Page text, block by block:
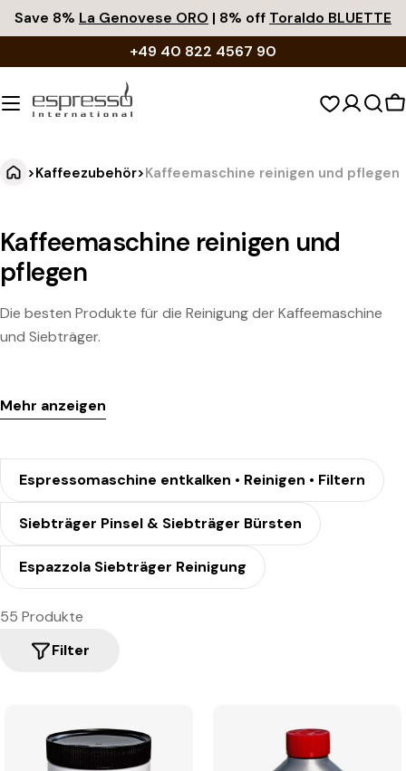
Zum
Inhalt
Save 8% La Genovese ORO | 8% off Toraldo BLUETTE
+49 40 822 4567 90
>Kaffeezubehör>Kaffeemaschine reinigen und pflegen
Kaffeemaschine reinigen und
pflegen
Die besten Produkte für die Reinigung der Kaffeemaschine
und Siebträger.
Mehr anzeigen
Espressomaschine entkalken • Reinigen • Filtern
Siebträger Pinsel & Siebträger Bürsten
Espazzola Siebträger Reinigung
55 Produkte
Filter